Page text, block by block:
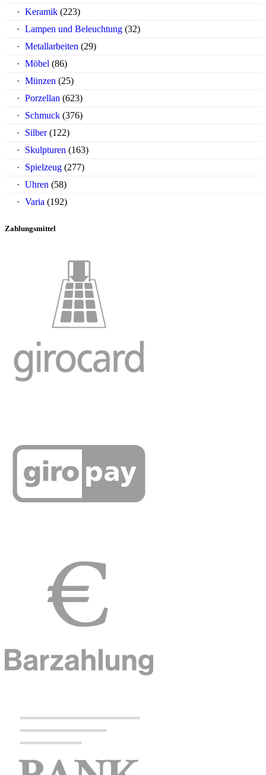
Keramik (223)
Lampen und Beleuchtung (32)
Metallarbeiten (29)
Möbel (86)
Münzen (25)
Porzellan (623)
Schmuck (376)
Silber (122)
Skulpturen (163)
Spielzeug (277)
Uhren (58)
Varia (192)
Zahlungsmittel